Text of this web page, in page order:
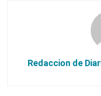
Redaccion de